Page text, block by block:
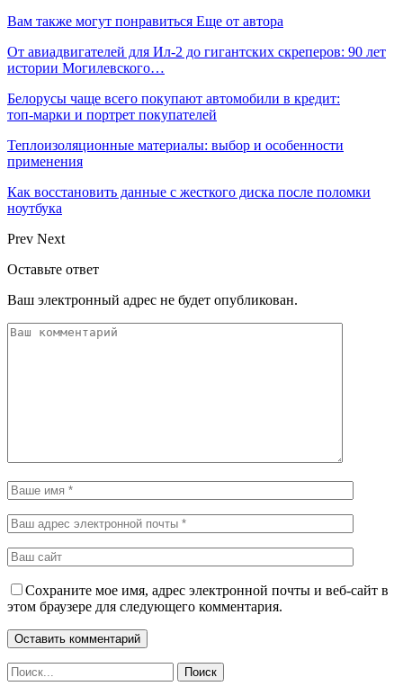
Вам также могут понравиться Еще от автора
От авиадвигателей для Ил-2 до гигантских скреперов: 90 лет
истории Могилевского…
Белорусы чаще всего покупают автомобили в кредит:
топ‑марки и портрет покупателей
Теплоизоляционные материалы: выбор и особенности
применения
Как восстановить данные с жесткого диска после поломки
ноутбука
Prev Next
Оставьте ответ
Ваш электронный адрес не будет опубликован.
Сохраните мое имя, адрес электронной почты и веб-сайт в
этом браузере для следующего комментария.